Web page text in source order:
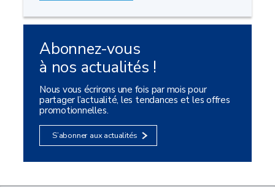
Abonnez-vous
à nos actualités !
Nous vous écrirons une fois par mois pour
partager l’actualité, les tendances et les offres
promotionnelles.
S’abonner aux actualités